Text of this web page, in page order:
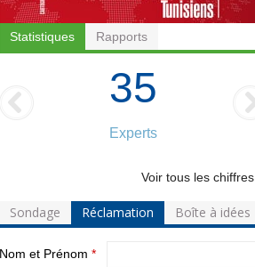
Statistiques Rapports
35
Experts
Voir tous les chiffres
Sondage Réclamation Boîte à idées
Nom et Prénom *